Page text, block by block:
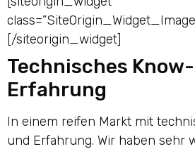
[/siteorigin_widget]
Technisches
Erfahrung
In einem reifen Markt mit
und Erfahrung. Wir haben sehr